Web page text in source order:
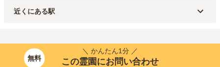
近くにある駅
無料
＼ かんたん1分 ／
この霊園にお問い合わせ